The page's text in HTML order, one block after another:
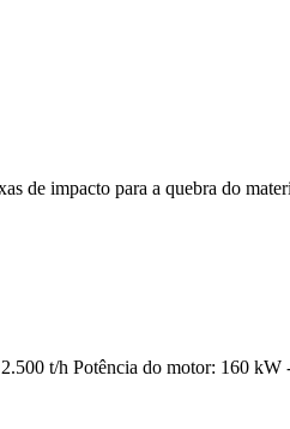
de impacto para a quebra do
t/h Potência do motor: 160